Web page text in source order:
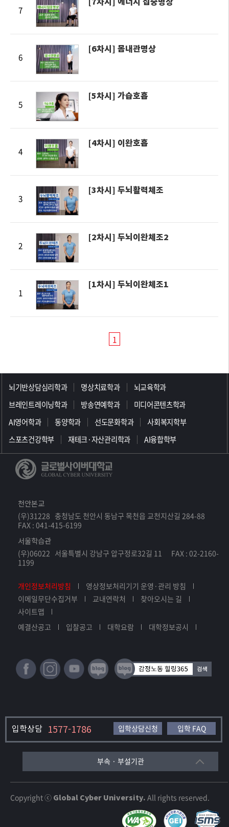
7
6
[6차시] 몸내관명상
5
[5차시] 가습호흡
4
[4차시] 이완호흡
3
[3차시] 두뇌활력체조
2
[2차시] 두뇌이완체조2
1
[1차시] 두뇌이완체조1
1
뇌기반상담심리학과 명상치료학과
뇌교육학과
브레인트레이닝학과
방송연예학과
미디어콘텐츠학과
AI영어학과
동양학과 선도문화학과
사회복지학부
스포츠건강학부
재테크·자산관리학과 AI융합학부
천안본교
(우)31228 충청남도 천안시 동남구 목천읍 교천지산길 284-88
FAX : 041-415-6199
서울학습관
(우)06022 서울특별시 강남구 압구정로32길 11 FAX : 02-2160-
1199
개인정보처리방침
영상정보처리기기 운영·관리 방침
이메일무단수집거부
교내연락처
찾아오시는 길
사이트맵
예결산공고
입찰공고 대학요람 대학정보공시
부속 · 부설기관
입학상담 1577-1786 입학상담신청 입학 FAQ
Copyright ⓒ Global Cyber University. All rights reserved.